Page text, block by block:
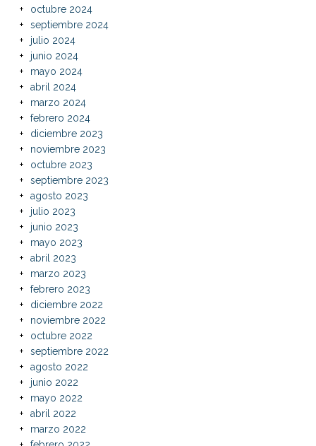
octubre 2024
septiembre 2024
julio 2024
junio 2024
mayo 2024
abril 2024
marzo 2024
febrero 2024
diciembre 2023
noviembre 2023
octubre 2023
septiembre 2023
agosto 2023
julio 2023
junio 2023
mayo 2023
abril 2023
marzo 2023
febrero 2023
diciembre 2022
noviembre 2022
octubre 2022
septiembre 2022
agosto 2022
junio 2022
mayo 2022
abril 2022
marzo 2022